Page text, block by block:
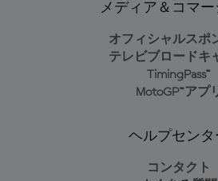
メディア＆コマ
オフィシャルスポ
テレビブロードキ
TimingPass™
MotoGP™アプ
ヘルプセンタ
コンタクト